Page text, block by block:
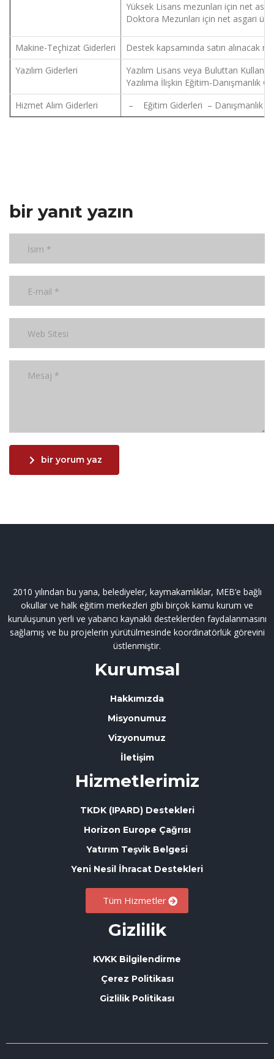
Yüksek Lisans mezunları için net
Doktora Mezunları için net asgari
Makine-Teçhizat Giderleri
Destek kapsamında satın alınacak
Yazılım Giderleri
Yazılım Lisans veya Buluttan
Yazılıma İlişkin Eğitim-Danışmanlık
Hizmet Alım Giderleri
– Eğitim Giderleri – Danışmanlık
bir yanıt yazın
bir yorum yaz
2010 yılından bu yana, belediyeler, kaymakamlıklar, MEB’e bağlı
okullar ve halk eğitim merkezleri gibi birçok kamu kurum ve
kuruluşunun yerli ve yabancı kaynaklı desteklerden faydalanmasını
sağlamış ve bu projelerin yürütülmesinde koordinatörlük görevini
üstlenmiştir.
Kurumsal
Hakkımızda
Misyonumuz
Vizyonumuz
İletişim
Hizmetlerimiz
TKDK (IPARD) Destekleri
Horizon Europe Çağrısı
Yatırım Teşvik Belgesi
Yeni Nesil İhracat Destekleri
Tüm Hizmetler
Gizlilik
KVKK Bilgilendirme
Çerez Politikası
Gizlilik Politikası